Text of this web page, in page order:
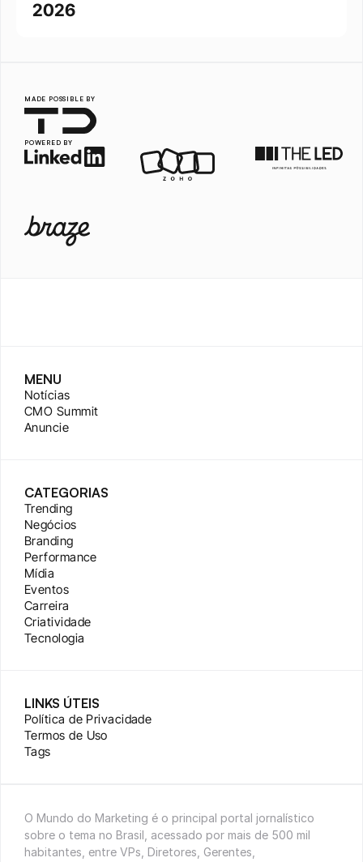
2026
MADE POSSIBLE BY
POWERED BY
MENU
Notícias
CMO Summit
Anuncie
CATEGORIAS
Trending
Negócios
Branding
Performance
Mídia
Eventos
Carreira
Criatividade
Tecnologia
LINKS ÚTEIS
Política de Privacidade
Termos de Uso
Tags
O Mundo do Marketing é o principal portal jornalístico
sobre o tema no Brasil, acessado por mais de 500 mil
habitantes, entre VPs, Diretores, Gerentes,